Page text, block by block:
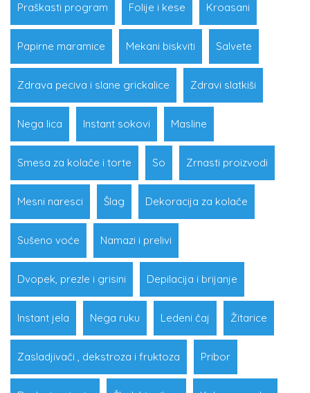
Praškasti program Folije i kese Kroasani
Papirne maramice Mekani biskviti Salvete
Zdrava peciva i slane grickalice Zdravi slatkiši
Nega lica Instant sokovi Masline
Smesa za kolače i torte So Zrnasti proizvodi
Mesni naresci Šlag Dekoracija za kolače
Sušeno voće Namazi i prelivi
Dvopek, prezle i grisini Depilacija i brijanje
Instant jela Nega ruku Ledeni čaj Žitarice
Zasladjivači , dekstroza i fruktoza Pribor